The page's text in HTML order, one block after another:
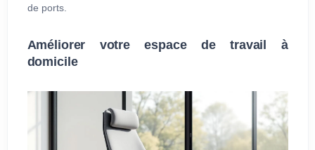
de ports.
Améliorer votre espace de travail à
domicile